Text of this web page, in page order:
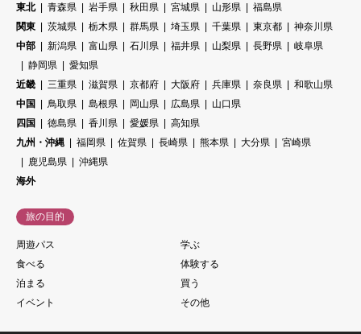
東北
青森県 岩手県 秋田県 宮城県 山形県
福島県
関東
茨城県 栃木県 群馬県 埼玉県 千葉県 東京都
神奈川県
中部
新潟県 富山県 石川県 福井県 山梨県 長野県
岐阜県
静岡県
愛知県
近畿
三重県 滋賀県 京都府 大阪府 兵庫県 奈良県
和歌山県
中国
鳥取県 島根県 岡山県 広島県
山口県
四国
徳島県 香川県 愛媛県
高知県
九州・沖縄
福岡県 佐賀県 長崎県 熊本県 大分県
宮崎県
鹿児島県
沖縄県
海外
旅の目的
周遊パス
学ぶ
食べる
体験する
泊まる
買う
イベント
その他